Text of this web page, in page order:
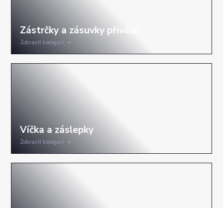
Zobrazit kategorii
Zobrazit kategorii